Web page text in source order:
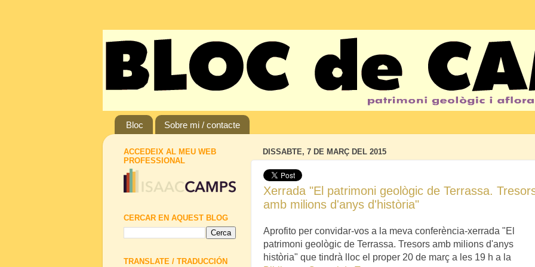
Bloc Sobre mi / contacte
DISSABTE, 7 DE MARÇ DEL 2015
Xerrada "El patrimoni geològic de Terrassa.
amb milions d'anys d'història"
Aprofito per convidar-vos a la meva conferència-xerrada "El
patrimoni geològic de Terrassa. Tresors amb milions d'anys
història" que tindrà lloc el proper 20 de març a les 19 h a la
ACCEDEIX AL MEU WEB
PROFESSIONAL
CERCAR EN AQUEST BLOG
TRANSLATE / TRADUCCIÓN